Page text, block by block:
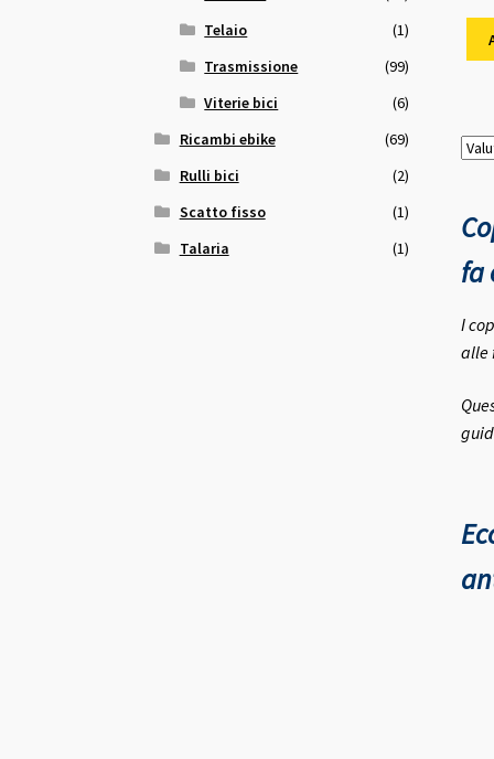
fa
I
alle
Telaio
(1)
Trasmissione
(99)
Viterie bici
(6)
Ricambi ebike
(69)
Rulli bici
(2)
Scatto fisso
(1)
Talaria
(1)